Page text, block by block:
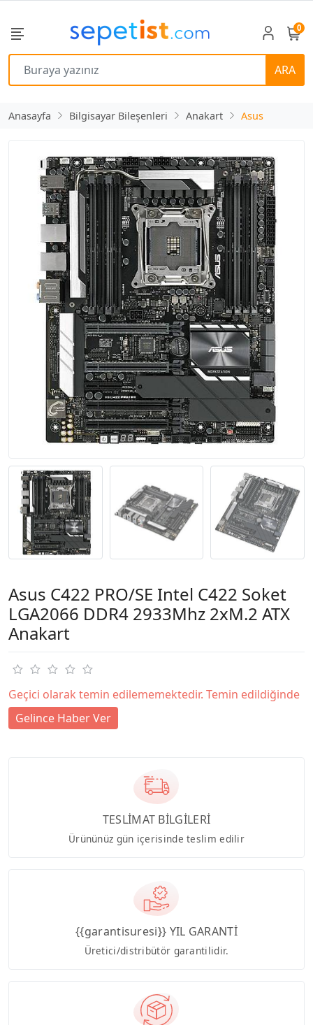
ARA
0
Anasayfa Bilgisayar Bileşenleri Anakart Asus
Asus C422 PRO/SE Intel C422 Soket
LGA2066 DDR4 2933Mhz 2xM.2 ATX
Anakart
Geçici olarak temin edilememektedir. Temin edildiğinde
Gelince Haber Ver
TESLİMAT BİLGİLERİ
Ürününüz gün içerisinde teslim edilir
{{garantisuresi}} YIL GARANTİ
Üretici/distribütör garantilidir.